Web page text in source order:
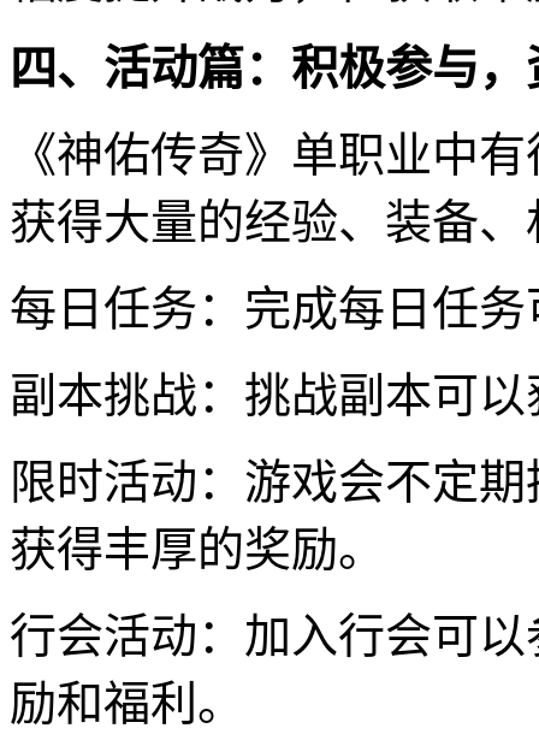
四、活动篇：积极参与
《神佑传奇》单职业中
获得大量的经验、装备
每日任务：完成每日任
副本挑战：挑战副本可
限时活动：游戏会不定
获得丰厚的奖励。
行会活动：加入行会可
励和福利。